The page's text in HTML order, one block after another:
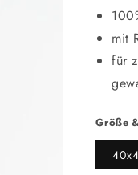
mit
für
Größe